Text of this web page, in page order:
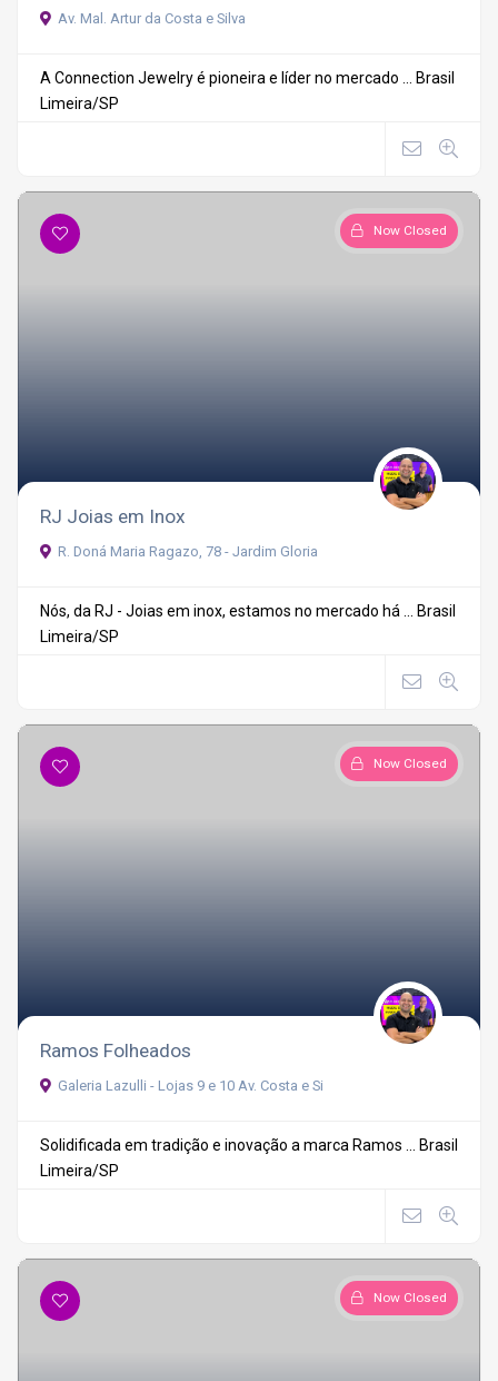
Av. Mal. Artur da Costa e Silva
A Connection Jewelry é pioneira e líder no mercado ...
Brasil
Limeira/SP
Now Closed
RJ Joias em Inox
R. Doná Maria Ragazo, 78 - Jardim Gloria
Nós, da RJ - Joias em inox, estamos no mercado há ... Brasil
Limeira/SP
Now Closed
Ramos Folheados
Galeria Lazulli - Lojas 9 e 10 Av. Costa e Si
Solidificada em tradição e inovação a marca Ramos ...
Brasil
Limeira/SP
Now Closed